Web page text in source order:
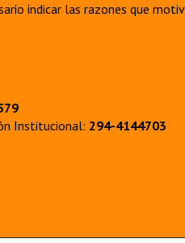
indicar las razones que
Institucional: 294-4144703